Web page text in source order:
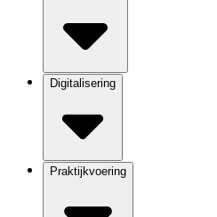
Digitalisering
Praktijkvoering